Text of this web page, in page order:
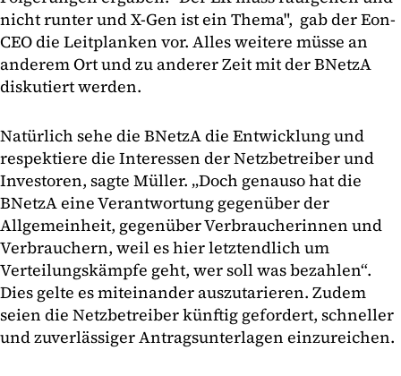
nicht runter und X-Gen ist ein Thema", gab der Eon-
CEO die Leitplanken vor. Alles weitere müsse an
anderem Ort und zu anderer Zeit mit der BNetzA
diskutiert werden.
Natürlich sehe die BNetzA die Entwicklung und
respektiere die Interessen der Netzbetreiber und
Investoren, sagte Müller. „Doch genauso hat die
BNetzA eine Verantwortung gegenüber der
Allgemeinheit, gegenüber Verbraucherinnen und
Verbrauchern, weil es hier letztendlich um
Verteilungskämpfe geht, wer soll was bezahlen“.
Dies gelte es miteinander auszutarieren. Zudem
seien die Netzbetreiber künftig gefordert, schneller
und zuverlässiger Antragsunterlagen einzureichen.